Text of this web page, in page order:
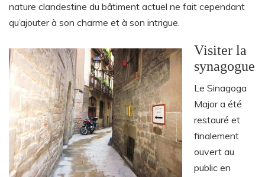
nature clandestine du bâtiment actuel ne fait cependant
qu’ajouter à son charme et à son intrigue.
Visiter la
synagogue
Le Sinagoga
Major a été
restauré et
finalement
ouvert au
public en